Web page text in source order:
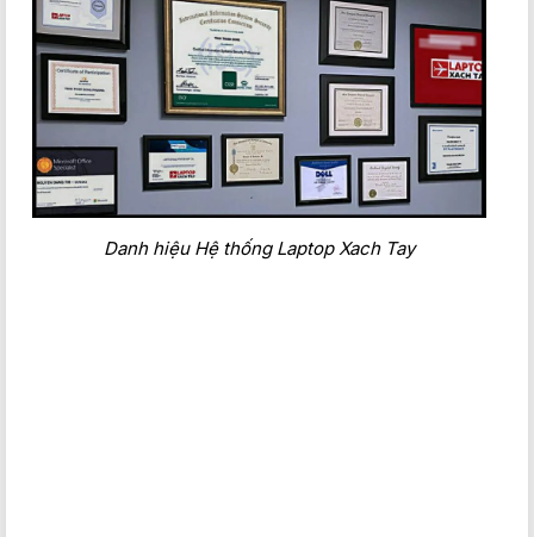
Danh hiệu Hệ thống Laptop Xach Tay